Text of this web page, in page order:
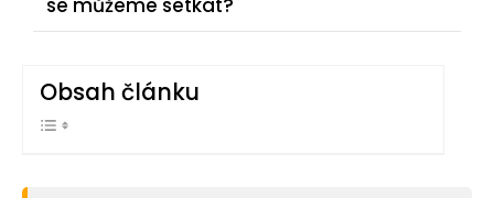
se můžeme setkat?
Obsah článku